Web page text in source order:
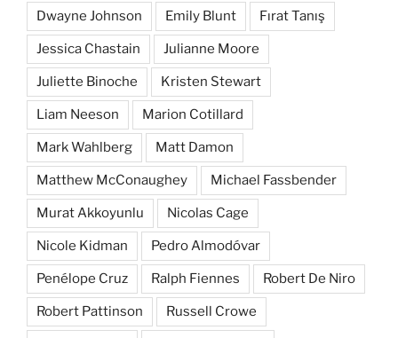
Dwayne Johnson Emily Blunt Fırat Tanış
Jessica Chastain Julianne Moore
Juliette Binoche Kristen Stewart
Liam Neeson Marion Cotillard
Mark Wahlberg Matt Damon
Matthew McConaughey Michael Fassbender
Murat Akkoyunlu Nicolas Cage
Nicole Kidman Pedro Almodóvar
Penélope Cruz Ralph Fiennes Robert De Niro
Robert Pattinson Russell Crowe